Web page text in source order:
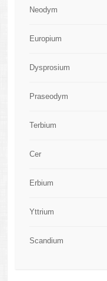
Neodym
Europium
Dysprosium
Praseodym
Terbium
Cer
Erbium
Yttrium
Scandium